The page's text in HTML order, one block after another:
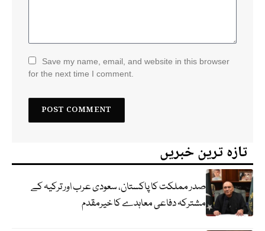
Save my name, email, and website in this browser
for the next time I comment.
تازہ ترین خبریں
صدر مملکت کا پاکستان، سعودی عرب اور ترکیہ کے
مشترکہ دفاعی معاہدے کا خیرمقدم